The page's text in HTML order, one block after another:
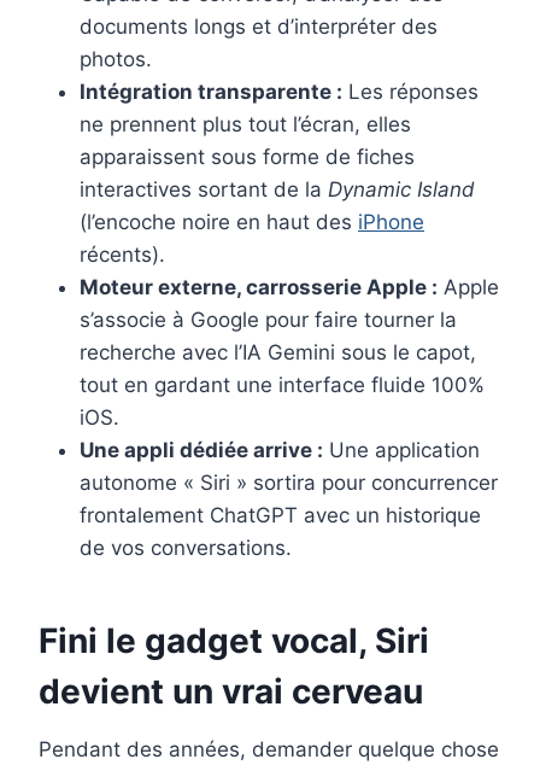
documents longs et d’interpréter des
photos.
Intégration transparente : Les réponses
ne prennent plus tout l’écran, elles
apparaissent sous forme de fiches
interactives sortant de la Dynamic Island
(l’encoche noire en haut des iPhone
récents).
Moteur externe, carrosserie Apple : Apple
s’associe à Google pour faire tourner la
recherche avec l’IA Gemini sous le capot,
tout en gardant une interface fluide 100%
iOS.
Une appli dédiée arrive : Une application
autonome « Siri » sortira pour concurrencer
frontalement ChatGPT avec un historique
de vos conversations.
Fini le gadget vocal, Siri
devient un vrai cerveau
Pendant des années, demander quelque chose